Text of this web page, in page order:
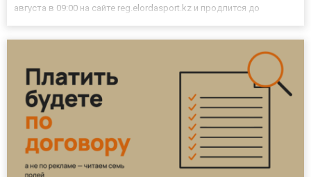
августа в 09:00 на сайте reg.elordasport.kz и продлится до